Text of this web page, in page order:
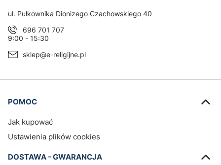
Adres:
ul. Pułkownika Dionizego Czachowskiego 40
696 701 707
9:00 - 15:30
sklep@e-religijne.pl
Linki w stopce
POMOC
Jak kupować
Ustawienia plików cookies
DOSTAWA - GWARANCJA